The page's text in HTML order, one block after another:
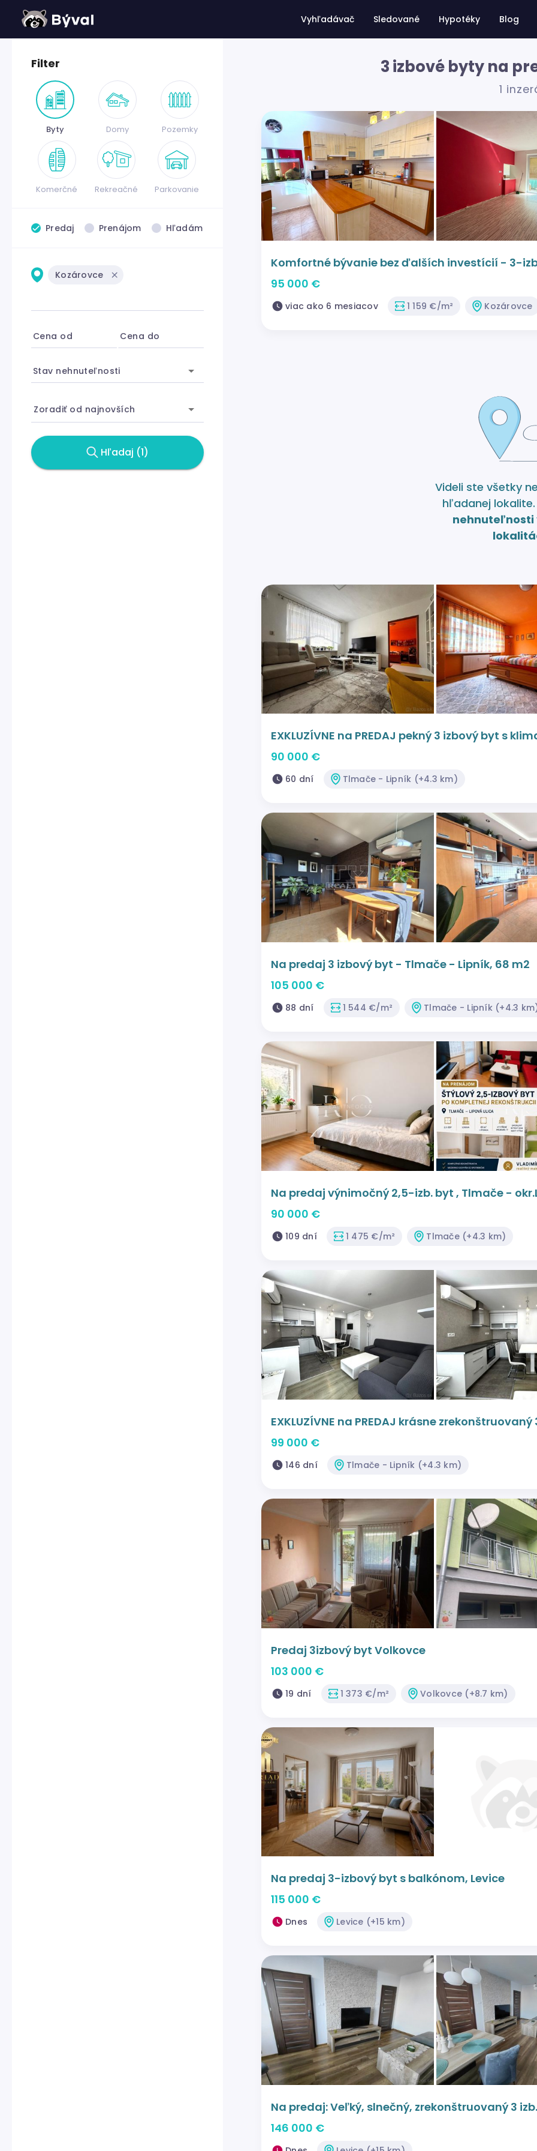
Vyhľadávač Sledované Hypotéky Blog
Filter
Byty Domy Pozemky
Komerčné Rekreačné Parkovanie
Predaj Prenájom Hľadám
Kozárovce
Cena od Cena do
Stav nehnuteľnosti
Zoradiť od najnovších
Hľadaj (1)
3 izbové byty na
1
Komfortné bývanie bez ďalších investícií - 3-
95 000 €
viac ako 6 mesiacov 1 159 €/m² Kozárovce
Videli ste všetky
hľadanej
nehnuteľnosti
EXKLUZÍVNE na PREDAJ pekný 3 izbový byt s
90 000 €
60 dní Tlmače - Lipník (+4.3 km)
Na predaj 3 izbový byt - Tlmače - Lipník, 68 m2
105 000 €
88 dní 1 544 €/m² Tlmače - Lipník (+4.3
Na predaj výnimočný 2,5-izb. byt , Tlmače -
90 000 €
109 dní 1 475 €/m² Tlmače (+4.3 km)
EXKLUZÍVNE na PREDAJ krásne
99 000 €
146 dní Tlmače - Lipník (+4.3 km)
Predaj 3izbový byt Volkovce
103 000 €
19 dní 1 373 €/m² Volkovce (+8.7 km)
Na predaj 3-izbový byt s balkónom, Levice
115 000 €
Dnes Levice (+15 km)
Na predaj: Veľký, slnečný, zrekonštruovaný 3
146 000 €